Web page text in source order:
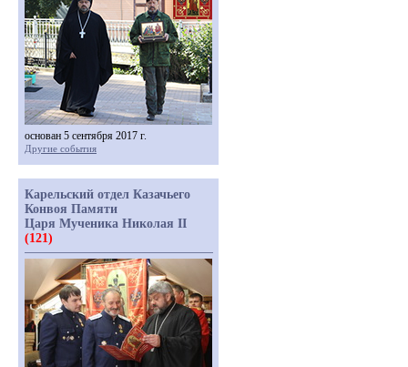
основан 5 сентября 2017 г.
Другие события
Карельский отдел Казачьего
Конвоя Памяти
Царя Мученика Николая II
(121)